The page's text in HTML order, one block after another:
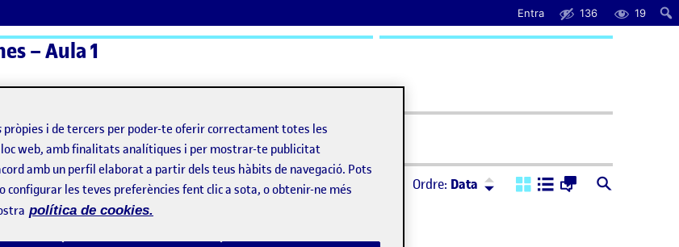
Entra 136 19
– Aula 1
Ajuda
Ordre: Data Ordre: Descendent
pròpies i de tercers per poder-te oferir correctament totes les
web, amb finalitats analítiques i per mostrar-te publicitat
amb un perfil elaborat a partir dels teus hàbits de navegació. Pots
configurar les teves preferències fent clic a sota, o obtenir-ne més
política de cookies.